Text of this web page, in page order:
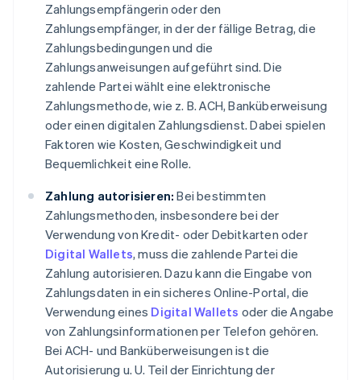
Zahlungsempfängerin oder den
Zahlungsempfänger, in der der fällige Betrag, die
Zahlungsbedingungen und die
Zahlungsanweisungen aufgeführt sind. Die
zahlende Partei wählt eine elektronische
Zahlungsmethode, wie z. B. ACH, Banküberweisung
oder einen digitalen Zahlungsdienst. Dabei spielen
Faktoren wie Kosten, Geschwindigkeit und
Bequemlichkeit eine Rolle.
Zahlung autorisieren: Bei bestimmten
Zahlungsmethoden, insbesondere bei der
Verwendung von Kredit- oder Debitkarten oder
Digital Wallets, muss die zahlende Partei die
Zahlung autorisieren. Dazu kann die Eingabe von
Zahlungsdaten in ein sicheres Online-Portal, die
Verwendung eines Digital Wallets oder die Angabe
von Zahlungsinformationen per Telefon gehören.
Bei ACH- und Banküberweisungen ist die
Autorisierung u. U. Teil der Einrichtung der